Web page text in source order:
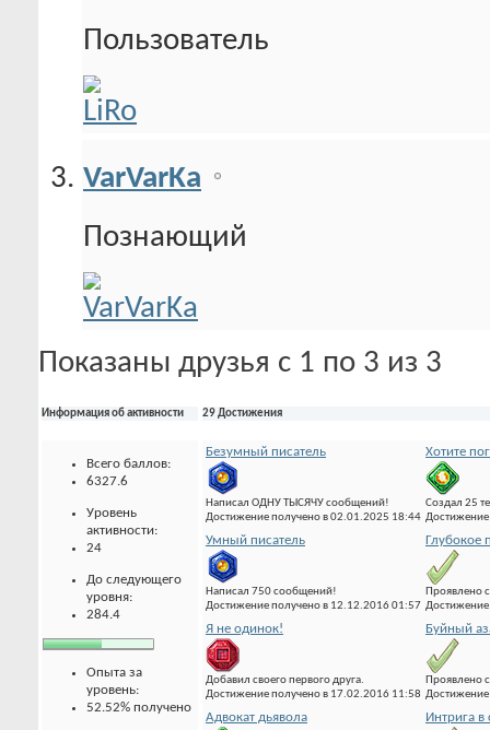
Пользователь
VarVarKa
Познающий
Показаны друзья с 1 по 3 из 3
Информация об активности
Всего баллов:
6327.6
Уровень
активности:
24
До следующего
уровня:
284.4
Опыта за
уровень:
52.52% получено
29 Достижения
Безумный писатель
Написал ОДНУ ТЫСЯЧУ сообщений!
Достижение получено в 02.01.2025 18:44
Хотите
Создал 25
Умный писатель
Написал 750 сообщений!
Достижение получено в 12.12.2016 01:57
Глубокое
Проявлено
Я не одинок!
Добавил своего первого друга.
Достижение получено в 17.02.2016 11:58
Буйный
Проявлено
Адвокат дьявола Интрига в